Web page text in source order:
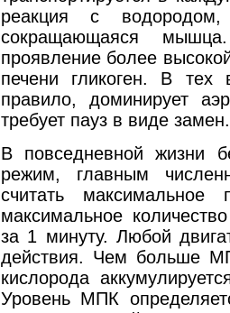
реакция с
сокращающаяся
проявление более
печени гликоген. В тех
правило, доминирует
требует пауз в виде замен.
В повседневной жизни
режим, главным
считать
максимальное
за 1 минуту. Любой
действия. Чем больше
кислорода
Уровень МПК